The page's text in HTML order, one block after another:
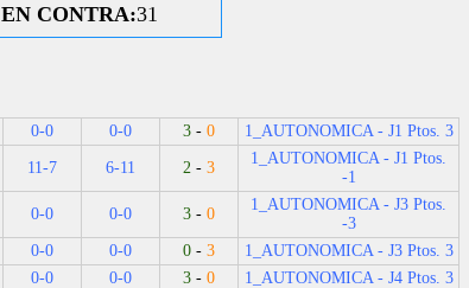
EN CONTRA:31
0-0 0-0 3 - 0 1_AUTONOMICA - J1 Ptos. 3
11-7 6-11 2 - 3
1_AUTONOMICA - J1 Ptos.
-1
0-0 0-0 3 - 0
1_AUTONOMICA - J3 Ptos.
-3
0-0 0-0 0 - 3
1_AUTONOMICA - J3 Ptos. 3
0-0 0-0 3 - 0
1_AUTONOMICA - J4 Ptos. 3